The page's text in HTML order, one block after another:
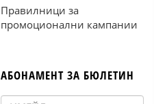
Правилници за
промоционални кампании
АБОНАМЕНТ ЗА БЮЛЕТИН